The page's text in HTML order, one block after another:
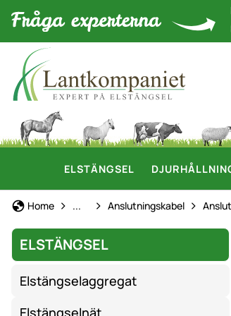
ELSTÄNGSEL
Home Elstängsel
... Anslutningskabel
ELSTÄNGSEL
Elstängselaggregat
Elstängselnät